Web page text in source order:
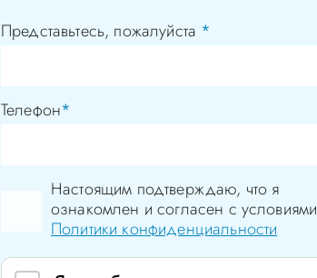
Представьтесь, пожалуйста *
Телефон*
Настоящим подтверждаю, что я
ознакомлен и согласен с условиями
Политики конфиденциальности